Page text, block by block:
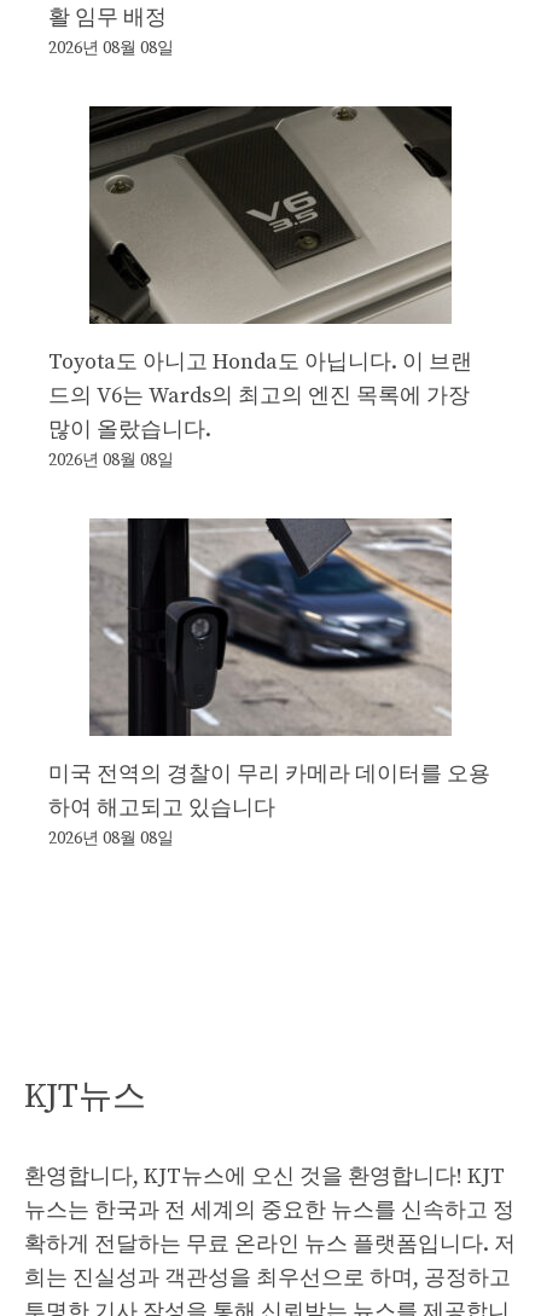
활 임무 배정
2026년 08월 08일
Toyota도 아니고 Honda도 아닙니다. 이 브랜
드의 V6는 Wards의 최고의 엔진 목록에 가장
많이 올랐습니다.
2026년 08월 08일
미국 전역의 경찰이 무리 카메라 데이터를 오용
하여 해고되고 있습니다
2026년 08월 08일
KJT뉴스
환영합니다, KJT뉴스에 오신 것을 환영합니다! KJT
뉴스는 한국과 전 세계의 중요한 뉴스를 신속하고 정
확하게 전달하는 무료 온라인 뉴스 플랫폼입니다. 저
희는 진실성과 객관성을 최우선으로 하며, 공정하고